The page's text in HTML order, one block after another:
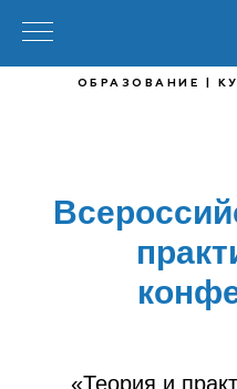
ОБРАЗОВАНИЕ |
«Теория и